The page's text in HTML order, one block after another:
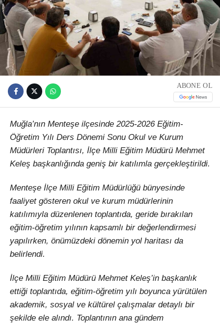
ABONE OL
Muğla’nın Menteşe ilçesinde 2025-2026 Eğitim-
Öğretim Yılı Ders Dönemi Sonu Okul ve Kurum
Müdürleri Toplantısı, İlçe Milli Eğitim Müdürü Mehmet
Keleş başkanlığında geniş bir katılımla gerçekleştirildi.
Menteşe İlçe Milli Eğitim Müdürlüğü bünyesinde
faaliyet gösteren okul ve kurum müdürlerinin
katılımıyla düzenlenen toplantıda, geride bırakılan
eğitim-öğretim yılının kapsamlı bir değerlendirmesi
yapılırken, önümüzdeki dönemin yol haritası da
belirlendi.
İlçe Milli Eğitim Müdürü Mehmet Keleş’in başkanlık
ettiği toplantıda, eğitim-öğretim yılı boyunca yürütülen
akademik, sosyal ve kültürel çalışmalar detaylı bir
şekilde ele alındı. Toplantının ana gündem